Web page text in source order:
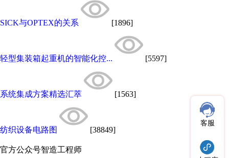
SICK与OPTEX的关系 [1896]
轻型集装箱起重机的智能化控... [5597]
系统集成方案精选汇萃 [1563]
纺织设备电路图 [38849]
官方公众号智造工程师
客服